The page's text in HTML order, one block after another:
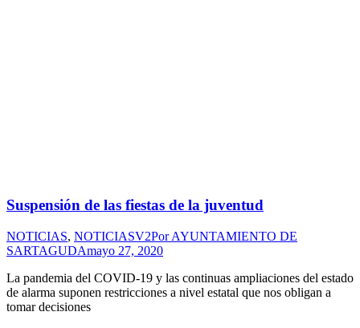
Suspensión de las fiestas de la juventud
NOTICIAS, NOTICIASV2PorAYUNTAMIENTO DE
SARTAGUDAmayo 27, 2020
La pandemia del COVID-19 y las continuas ampliaciones del estado
de alarma suponen restricciones a nivel estatal que nos obligan a
tomar decisiones